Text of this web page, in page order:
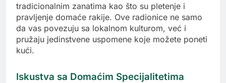
tradicionalnim zanatima kao što su pletenje i
pravljenje domaće rakije. Ove radionice ne samo
da vas povezuju sa lokalnom kulturom, već i
pružaju jedinstvene uspomene koje možete poneti
kući.
Iskustva sa Domaćim Specijalitetima